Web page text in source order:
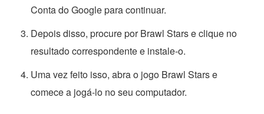
Conta do Google para continuar.
Depois disso, procure por Brawl Stars e clique no
resultado correspondente e instale-o.
Uma vez feito isso, abra o jogo Brawl Stars e
comece a jogá-lo no seu computador.